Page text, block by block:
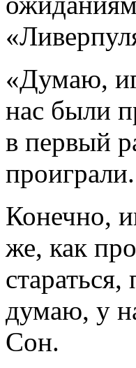
«Думаю,
нас были
в первый
Конечно,
же, как
думаю, у
Сон.